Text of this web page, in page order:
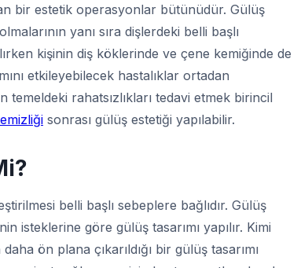
bir estetik operasyonlar bütünüdür. Gülüş
yanı sıra dişlerdeki belli başlı
kişinin diş köklerinde ve çene kemiğinde de
etkileyebilecek hastalıklar ortadan
temeldeki rahatsızlıkları tedavi etmek birincil
sonrası gülüş estetiği yapılabilir.
belli başlı sebeplere bağlıdır. Gülüş
isteklerine göre gülüş tasarımı yapılır. Kimi
ön plana çıkarıldığı bir gülüş tasarımı